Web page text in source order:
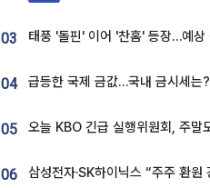
03
04 급등한 국제 금값…국내 금시세는?
05
06